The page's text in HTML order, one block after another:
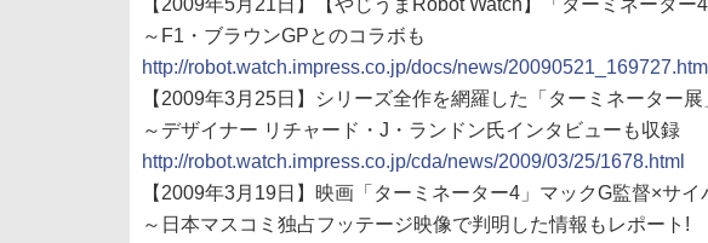
【2009年5月21日】【やじうまRobot Watch】「ターミネータ
～F1・ブラウンGPとのコラボも
http://robot.watch.impress.co.jp/docs/news/20090521_169727.html
【2009年3月25日】シリーズ全作を網羅した「ターミネーター展
～デザイナー リチャード・J・ランドン氏インタビューも収録
http://robot.watch.impress.co.jp/cda/news/2009/03/25/1678.html
【2009年3月19日】映画「ターミネーター4」マックG監督×サ
～日本マスコミ独占フッテージ映像で判明した情報もレポート!